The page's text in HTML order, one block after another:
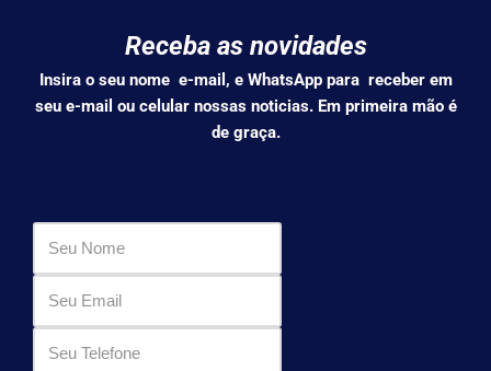
Receba as novidades
Insira o seu nome e-mail, e WhatsApp para receber em
seu e-mail ou celular nossas noticias. Em primeira mão é
de graça.